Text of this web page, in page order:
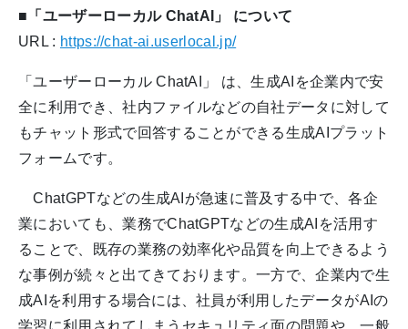
■「ユーザーローカル ChatAI」 について
URL : https://chat-ai.userlocal.jp/
「ユーザーローカル ChatAI」 は、生成AIを企業内で安
全に利用でき、社内ファイルなどの自社データに対して
もチャット形式で回答することができる生成AIプラット
フォームです。
ChatGPTなどの生成AIが急速に普及する中で、各企
業においても、業務でChatGPTなどの生成AIを活用す
ることで、既存の業務の効率化や品質を向上できるよう
な事例が続々と出てきております。一方で、企業内で生
成AIを利用する場合には、社員が利用したデータがAIの